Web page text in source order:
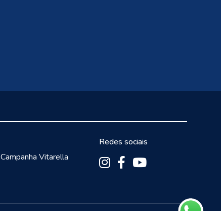
Campanha Vitarella
Redes sociais